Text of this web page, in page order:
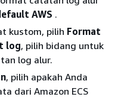
AWS .
kustom, pilih Format
log, pilih bidang untuk
log alur.
, pilih apakah Anda
dari Amazon ECS